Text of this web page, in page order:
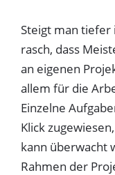
Steigt man tiefer
rasch, dass
an eigenen
allem für die
Einzelne
Klick
kann überwacht
Rahmen der